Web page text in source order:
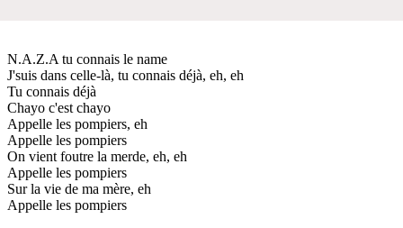
N.A.Z.A tu connais le name
J'suis dans celle-là, tu connais déjà, eh, eh
Tu connais déjà
Chayo c'est chayo
Appelle les pompiers, eh
Appelle les pompiers
On vient foutre la merde, eh, eh
Appelle les pompiers
Sur la vie de ma mère, eh
Appelle les pompiers